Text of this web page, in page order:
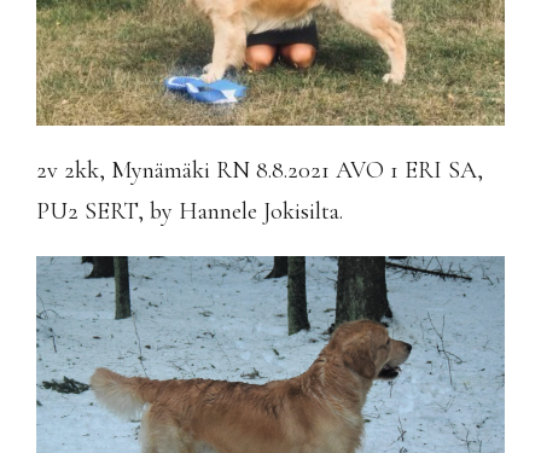
2v 2kk, Mynämäki RN 8.8.2021 AVO 1 ERI SA,
PU2 SERT, by Hannele Jokisilta.